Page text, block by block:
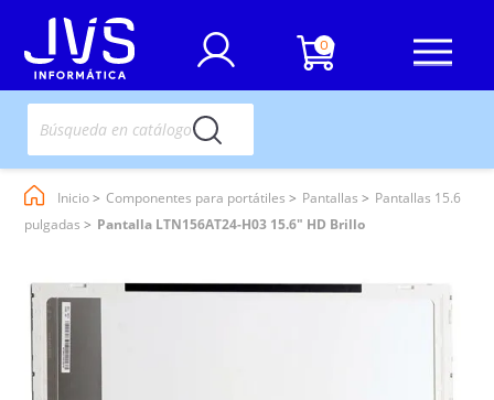
0
Inicio Componentes para portátiles Pantallas
Pantallas 15.6
pulgadas
Pantalla LTN156AT24-H03 15.6" HD Brillo